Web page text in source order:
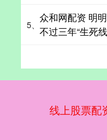
5、
众和网配资 明
不过三年“生死线
线上股票配